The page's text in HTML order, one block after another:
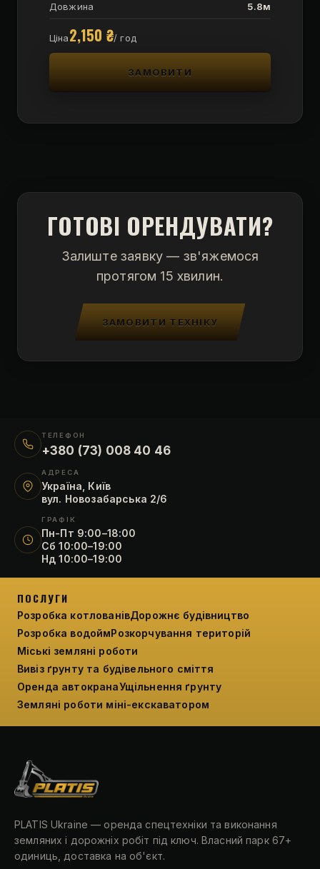
Довжина
5.8м
Ціна2,150 ₴/ год
ЗАМОВИТИ
ГОТОВІ ОРЕНДУВАТИ?
Залиште заявку — зв'яжемося
протягом 15 хвилин.
ЗАМОВИТИ ТЕХНІКУ
ТЕЛЕФОН
+380 (73) 008 40 46
АДРЕСА
Україна, Київ
вул. Новозабарська 2/6
ГРАФІК
Пн-Пт 9:00–18:00
Сб 10:00–19:00
Нд 10:00–19:00
ПОСЛУГИ
Розробка котлованівДорожнє будівництво
Розробка водоймРозкорчування територій
Міські земляні роботи
Вивіз ґрунту та будівельного сміття
Оренда автокранаУщільнення ґрунту
Земляні роботи міні-екскаватором
PLATIS Ukraine — оренда спецтехніки та виконання
земляних і дорожніх робіт під ключ. Власний парк 67+
одиниць, доставка на об'єкт.